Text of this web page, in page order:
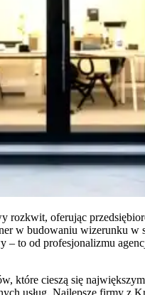
oferując
w budowaniu wizerunku
to od profesjonalizmu
które cieszą się
usług. Najlepsze firmy z